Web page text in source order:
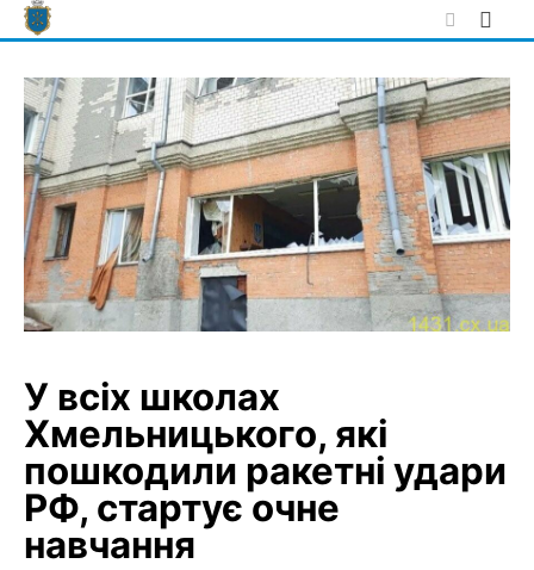
Skip
to
У всіх школах
Хмельницького, які
пошкодили ракетні удари
РФ, стартує очне
навчання